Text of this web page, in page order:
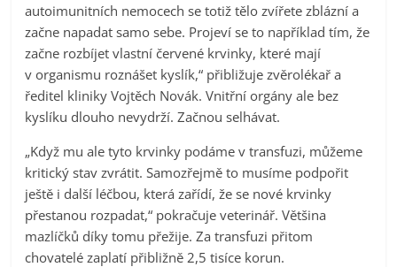
autoimunitních nemocech se totiž tělo zvířete zblázní a
začne napadat samo sebe. Projeví se to například tím, že
začne rozbíjet vlastní červené krvinky, které mají
v organismu roznášet kyslík,“ přibližuje zvěrolékař a
ředitel kliniky Vojtěch Novák. Vnitřní orgány ale bez
kyslíku dlouho nevydrží. Začnou selhávat.
„Když mu ale tyto krvinky podáme v transfuzi, můžeme
kritický stav zvrátit. Samozřejmě to musíme podpořit
ještě i další léčbou, která zařídí, že se nové krvinky
přestanou rozpadat,“ pokračuje veterinář. Většina
mazlíčků díky tomu přežije. Za transfuzi přitom
chovatelé zaplatí přibližně 2,5 tisíce korun.